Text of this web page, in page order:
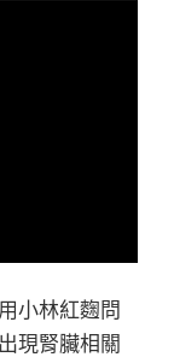
小林紅麴問
現腎臟相關